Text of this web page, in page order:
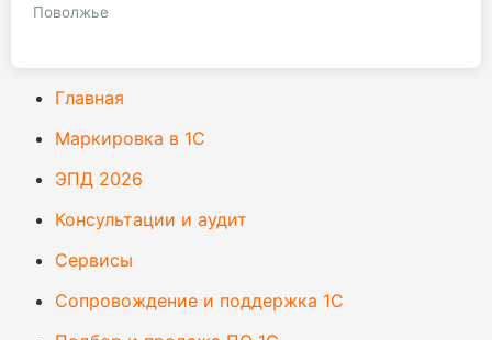
Поволжье
Главная
Маркировка в 1С
ЭПД 2026
Консультации и аудит
Сервисы
Сопровождение и поддержка 1С